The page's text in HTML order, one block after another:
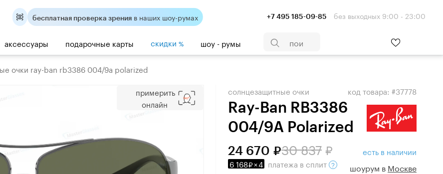
+7 495 185-09-85 без выходных 9:00 - 23:00
бесплатная проверка зрения в наших шоу-румах
аксессуары подарочные карты скидки % шоу - румы
очки ray-ban rb3386 004/9a polarized
примерить
онлайн
солнцезащитные очки
Ray-Ban RB3386
004/9A Polarized
код товара: #37778
30 837
24 670
6 168 ×4 платежа в сплит
есть в наличии
шоурум в Москве